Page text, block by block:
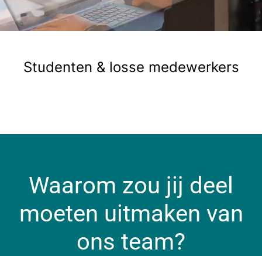
Studenten & losse medewerkers
Waarom zou jij deel
moeten uitmaken van
ons team?